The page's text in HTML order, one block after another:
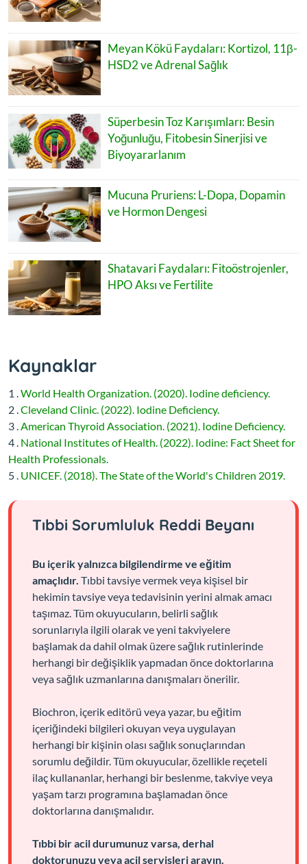
Meyan Kökü Faydaları: Kortizol, 11β-
HSD2 ve Adrenal Sağlık
Süperbesin Toz Karışımları: Besin
Yoğunluğu, Fitobesin Sinerjisi ve
Biyoyararlanım
Mucuna Pruriens: L-Dopa, Dopamin
ve Hormon Dengesi
Shatavari Faydaları: Fitoöstrojenler,
HPO Aksı ve Fertilite
Kaynaklar
1 .World Health Organization. (2020). Iodine deficiency.
2 .Cleveland Clinic. (2022). Iodine Deficiency.
3 .American Thyroid Association. (2021). Iodine Deficiency.
4 . National Institutes of Health. (2022). Iodine: Fact Sheet for
Health Professionals.
5 . UNICEF. (2018). The State of the World's Children 2019.
Tıbbi Sorumluluk Reddi Beyanı
Bu içerik yalnızca bilgilendirme ve eğitim
amaçlıdır. Tıbbi tavsiye vermek veya kişisel bir
hekimin tavsiye veya tedavisinin yerini almak amacı
taşımaz. Tüm okuyucuların, belirli sağlık
sorunlarıyla ilgili olarak ve yeni takviyelere
başlamak da dahil olmak üzere sağlık rutinlerinde
herhangi bir değişiklik yapmadan önce doktorlarına
veya sağlık uzmanlarına danışmaları önerilir.
Biochron, içerik editörü veya yazar, bu eğitim
içeriğindeki bilgileri okuyan veya uygulayan
herhangi bir kişinin olası sağlık sonuçlarından
sorumlu değildir. Tüm okuyucular, özellikle reçeteli
ilaç kullananlar, herhangi bir beslenme, takviye veya
yaşam tarzı programına başlamadan önce
doktorlarına danışmalıdır.
Tıbbi bir acil durumunuz varsa, derhal
doktorunuzu veya acil servisleri arayın.